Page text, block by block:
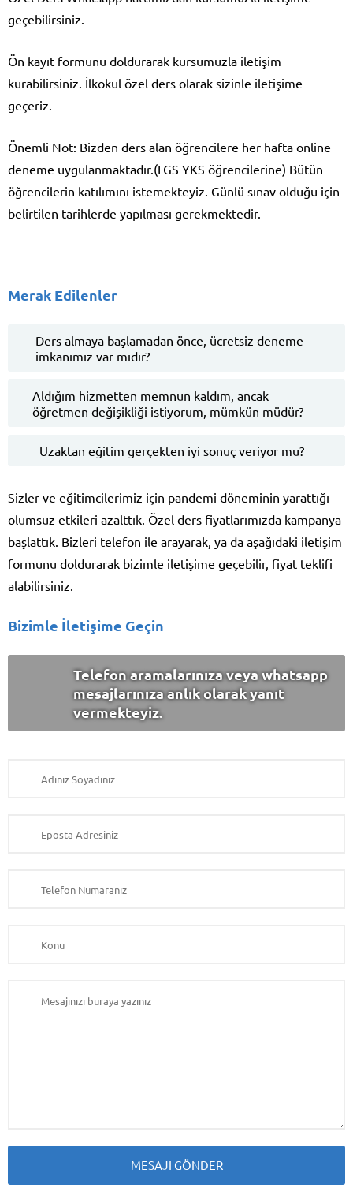
geçebilirsiniz.
Ön kayıt formunu doldurarak kursumuzla iletişim
kurabilirsiniz. İlkokul özel ders olarak sizinle iletişime
geçeriz.
Önemli Not: Bizden ders alan öğrencilere her hafta online
deneme uygulanmaktadır.(LGS YKS öğrencilerine) Bütün
öğrencilerin katılımını istemekteyiz. Günlü sınav olduğu için
belirtilen tarihlerde yapılması gerekmektedir.
Merak Edilenler
Ders almaya başlamadan önce, ücretsiz deneme
imkanımız var mıdır?
Aldığım hizmetten memnun kaldım, ancak
öğretmen değişikliği istiyorum, mümkün müdür?
Uzaktan eğitim gerçekten iyi sonuç veriyor mu?
Sizler ve eğitimcilerimiz için pandemi döneminin yarattığı
olumsuz etkileri azalttık. Özel ders fiyatlarımızda kampanya
başlattık. Bizleri telefon ile arayarak, ya da aşağıdaki iletişim
formunu doldurarak bizimle iletişime geçebilir, fiyat teklifi
alabilirsiniz.
Bizimle İletişime Geçin
Telefon aramalarınıza veya whatsapp
mesajlarınıza anlık olarak yanıt
vermekteyiz.